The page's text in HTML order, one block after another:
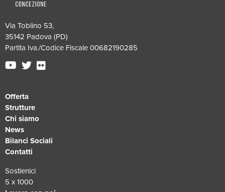
Via Toblino 53,
35142 Padova (PD)
Partita Iva./Codice Fiscale 00682190285
Offerta
Strutture
Chi siamo
News
Bilanci Sociali
Contatti
Sostienici
5 x 1000